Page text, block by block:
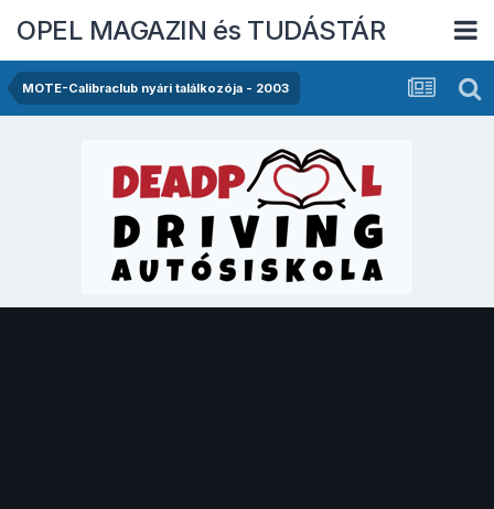
OPEL MAGAZIN és TUDÁSTÁR
MOTE-Calibraclub nyári találkozója - 2003